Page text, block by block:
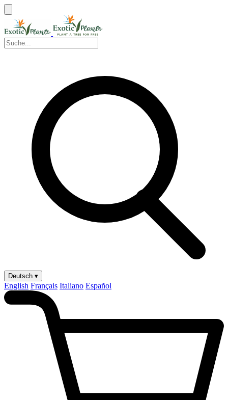
Deutsch ▾
English Français Italiano Español